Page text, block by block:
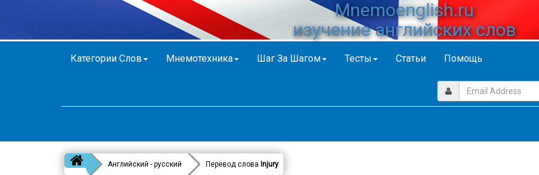
Mnemoenglish.ru
изучение английских слов
Категории Слов Мнемотехника Шаг За Шагом Тесты Статьи Помощь
Английский - русский Перевод слова Injury